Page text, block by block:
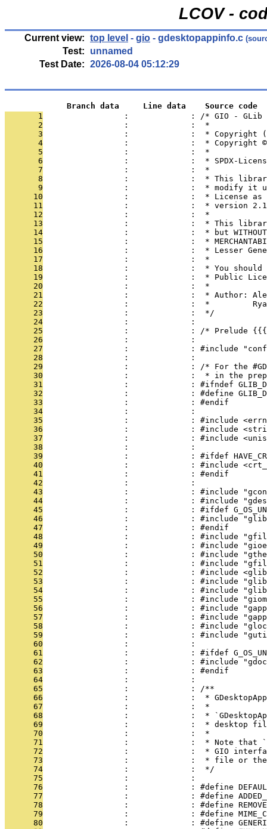
LCOV -
Current view: top level - gio - gdesktopappinfo.c
Test:
unnamed
Test Date: 2026-08-04 05:12:29
             Branch data     Line data    Source code
       1
:             : /* GIO -
       2
                 :             :  *
       3
:             :  * Copyright
       4
:             :  * Copyright
       5
                 :             :  *
       6
:             :  * SPDX-
       7
                 :             :  *
       8
:             :  * This
       9
:             :  * modify it
      10
:             :  * License
      11
:             :  * version
      12
                 :             :  *
      13
:             :  * This
      14
:             :  * but
      15
:             :  *
      16
:             :  * Lesser
      17
                 :             :  *
      18
:             :  * You
      19
:             :  * Public
      20
                 :             :  *
      21
:             :  * Author:
      22
:             :  *
      23
                 :             :  */
      24
                 :             :
      25
:             : /* Prelude
      26
                 :             :
      27
:             : #include
      28
                 :             :
      29
:             : /* For the
      30
:             :  * in the
      31
:             : #ifndef
      32
:             : #define
      33
                 :             : #endif
      34
                 :             :
      35
:             : #include
      36
:             : #include
      37
:             : #include
      38
                 :             :
      39
:             : #ifdef
      40
:             : #include
      41
                 :             : #endif
      42
                 :             :
      43
:             : #include
      44
:             : #include
      45
:             : #ifdef
      46
:             : #include
      47
                 :             : #endif
      48
:             : #include
      49
:             : #include
      50
:             : #include
      51
:             : #include
      52
:             : #include
      53
:             : #include
      54
:             : #include
      55
:             : #include
      56
:             : #include
      57
:             : #include
      58
:             : #include
      59
:             : #include
      60
                 :             :
      61
:             : #ifdef
      62
:             : #include
      63
                 :             : #endif
      64
                 :             :
      65
                 :             : /**
      66
:             :  *
      67
                 :             :  *
      68
:             :  *
      69
:             :  * desktop
      70
                 :             :  *
      71
:             :  * Note that
      72
:             :  * GIO
      73
:             :  * file or
      74
                 :             :  */
      75
                 :             :
      76
:             : #define
      77
:             : #define
      78
:             : #define
      79
:             : #define
      80
:             : #define